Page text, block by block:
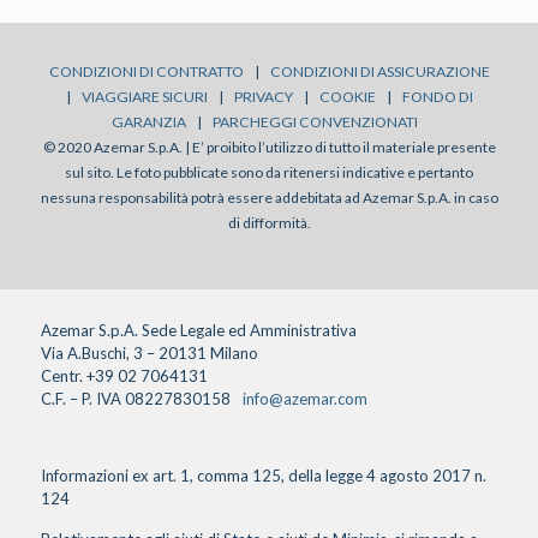
CONDIZIONI DI CONTRATTO |
CONDIZIONI DI ASSICURAZIONE
|
VIAGGIARE SICURI | PRIVACY | COOKIE |
FONDO DI
GARANZIA
|
PARCHEGGI CONVENZIONATI
© 2020 Azemar S.p.A. | E’ proibito l’utilizzo di tutto il materiale presente
sul sito. Le foto pubblicate sono da ritenersi indicative e pertanto
nessuna responsabilità potrà essere addebitata ad Azemar S.p.A. in caso
di difformità.
Azemar S.p.A. Sede Legale ed Amministrativa
Via A.Buschi, 3 – 20131 Milano
Centr. +39 02 7064131
C.F. – P. IVA 08227830158
info@azemar.com
Informazioni ex art. 1, comma 125, della legge 4 agosto 2017 n.
124